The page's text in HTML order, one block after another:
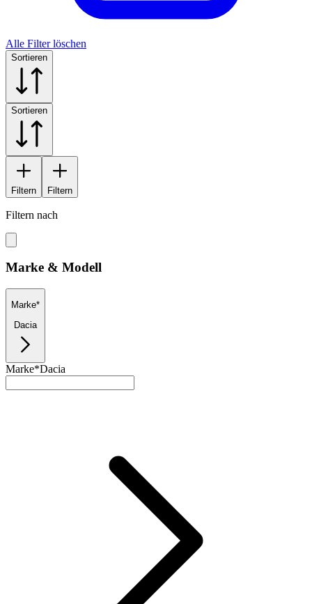
Alle Filter löschen
Sortieren
Sortieren
Filtern Filtern
Filtern nach
Marke & Modell
Marke*
Dacia
Marke*Dacia